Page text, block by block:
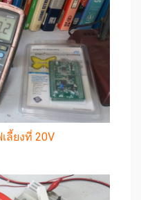
ลี้ยงที่ 20V